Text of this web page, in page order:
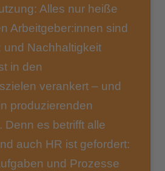
Alles nur heiße
Arbeitgeber:innen sind
und Nachhaltigkeit
in den
verankert – und
produzierenden
Denn es betrifft alle
auch HR ist gefordert:
und Prozesse